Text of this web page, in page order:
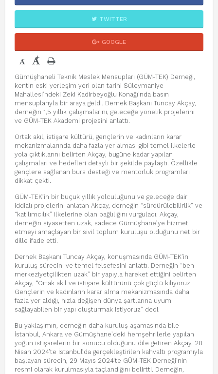
TWITTER
GOOGLE
- +
Gümüşhaneli Teknik Meslek Mensupları (GÜM-TEK) Derneği,
kentin eski yerleşim yeri olan tarihi Süleymaniye
Mahallesi’ndeki Zeki Kadirbeyoğlu Konağı’nda basın
mensuplarıyla bir araya geldi. Dernek Başkanı Tuncay Akçay,
derneğin 1,5 yıllık çalışmalarını, geleceğe yönelik projelerini
ve GÜM-TEK Akademi projesini anlattı.
Ortak akıl, istişare kültürü, gençlerin ve kadınların karar
mekanizmalarında daha fazla yer alması gibi temel ilkelerle
yola çıktıklarını belirten Akçay, bugüne kadar yapılan
çalışmaları ve hedefleri detaylı bir şekilde paylaştı. Özellikle
gençlere sağlanan burs desteği ve mentorluk programları
dikkat çekti.
GÜM-TEK’in bir buçuk yıllık yolculuğunu ve geleceğe dair
iddialı projelerini anlatan Akçay, derneğin “sürdürülebilirlik” ve
“katılımcılık” ilkelerine olan bağlılığını vurguladı. Akçay,
derneğin siyasetten uzak, sadece Gümüşhane’ye hizmet
etmeyi amaçlayan bir sivil toplum kuruluşu olduğunu net bir
dille ifade etti.
Dernek Başkanı Tuncay Akçay, konuşmasında GÜM-TEK’in
kuruluş sürecini ve temel felsefesini anlattı. Derneğin “ben
merkeziyetçilikten uzak” bir yapıyla hareket ettiğini belirten
Akçay, “Ortak akıl ve istişare kültürünü çok güçlü kılıyoruz.
Gençlerin ve kadınların karar alma mekanizmasında daha
fazla yer aldığı, hızla değişen dünya şartlarına uyum
sağlayabilen bir yapı oluşturmak istiyoruz” dedi.
Bu yaklaşımın, derneğin daha kuruluş aşamasında bile
İstanbul, Ankara ve Gümüşhane’deki hemşehrilerle yapılan
yoğun istişarelerin bir sonucu olduğunu dile getiren Akçay, 28
Nisan 2024’te İstanbul’da gerçekleştirilen kahvaltı programıyla
başlayan sürecin, 29 Mayıs 2024’te GÜM-TEK Derneği’nin
resmi olarak kurulmasıyla taçlandığını belirtti. Derneğin,